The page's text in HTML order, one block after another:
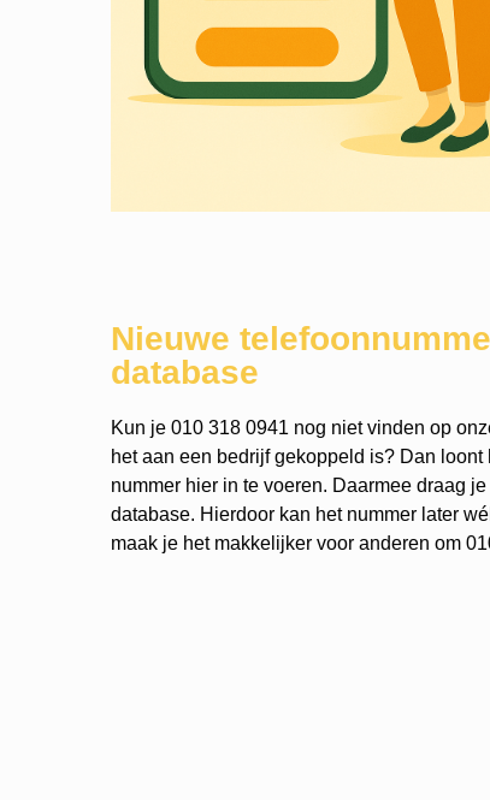
Nieuwe
database
Kun je 010 318 0941 nog niet vinden op
het aan een bedrijf gekoppeld is? Dan loont
nummer hier in te voeren. Daarmee draag
database. Hierdoor kan het nummer later
maak je het makkelijker voor anderen om